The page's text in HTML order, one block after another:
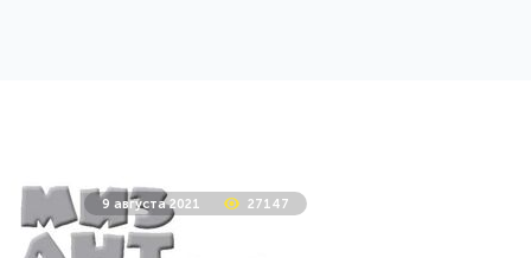
9 августа 2021 27147